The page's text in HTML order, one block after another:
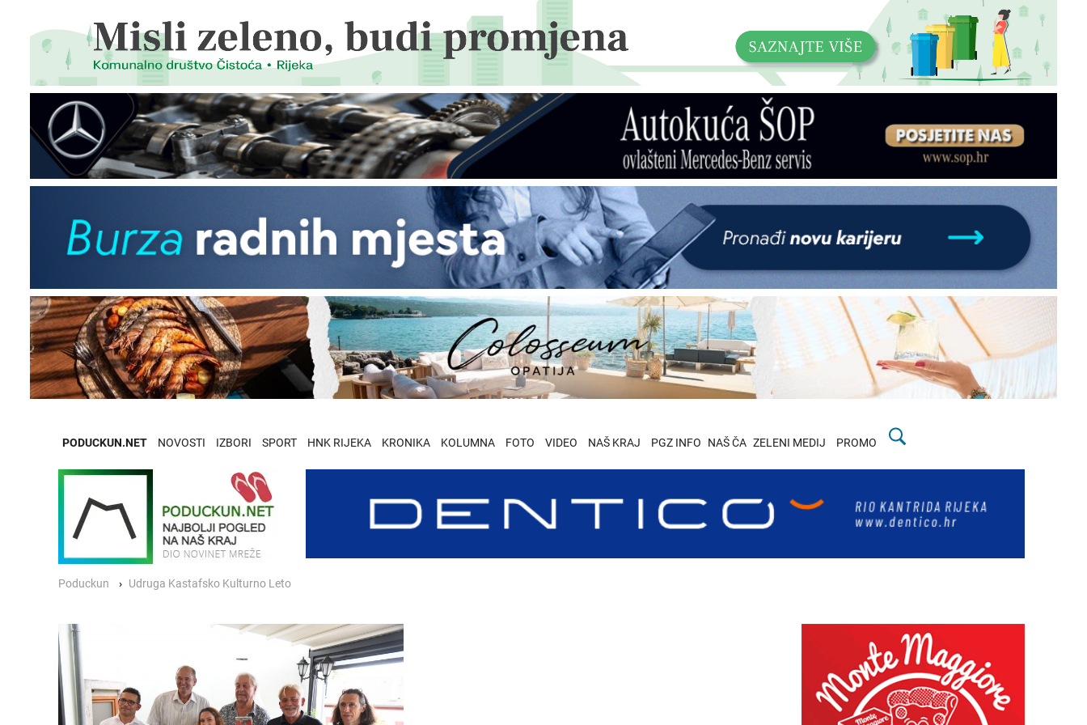
PODUCKUN.NET NOVOSTI IZBORI SPORT HNK RIJEKA KRONIKA KOLUMNA FOTO VIDEO NAŠ KRAJ PGZ INFO NAŠ ČA ZELENI MEDIJ PROMO
Poduckun Udruga Kastafsko Kulturno Leto